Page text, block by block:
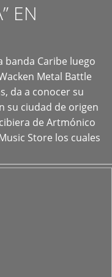
EN
banda Caribe luego
Metal Battle
da a conocer su
su ciudad de origen
de Artmónico
Store los cuales